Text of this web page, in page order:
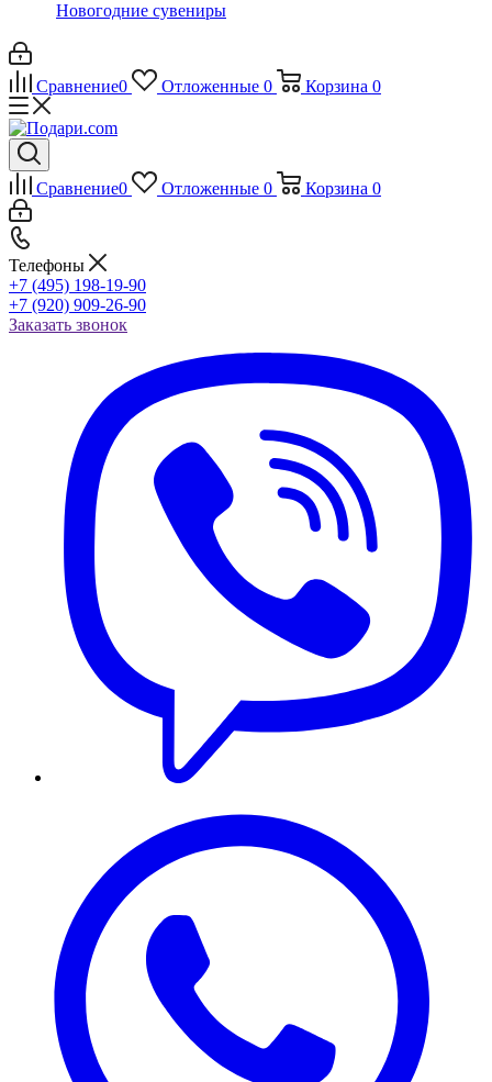
Новогодние сувениры
Сравнение0 Отложенные 0 Корзина 0
Сравнение0 Отложенные 0 Корзина 0
Телефоны
+7 (495) 198-19-90
+7 (920) 909-26-90
Заказать звонок